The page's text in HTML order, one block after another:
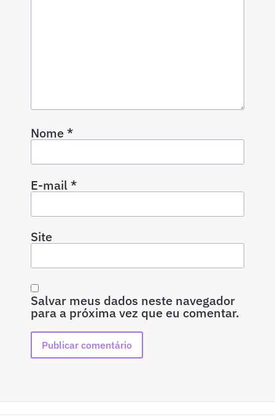
Nome*
E-mail*
Site
Salvar meus dados neste navegador
para a próxima vez que eu comentar.